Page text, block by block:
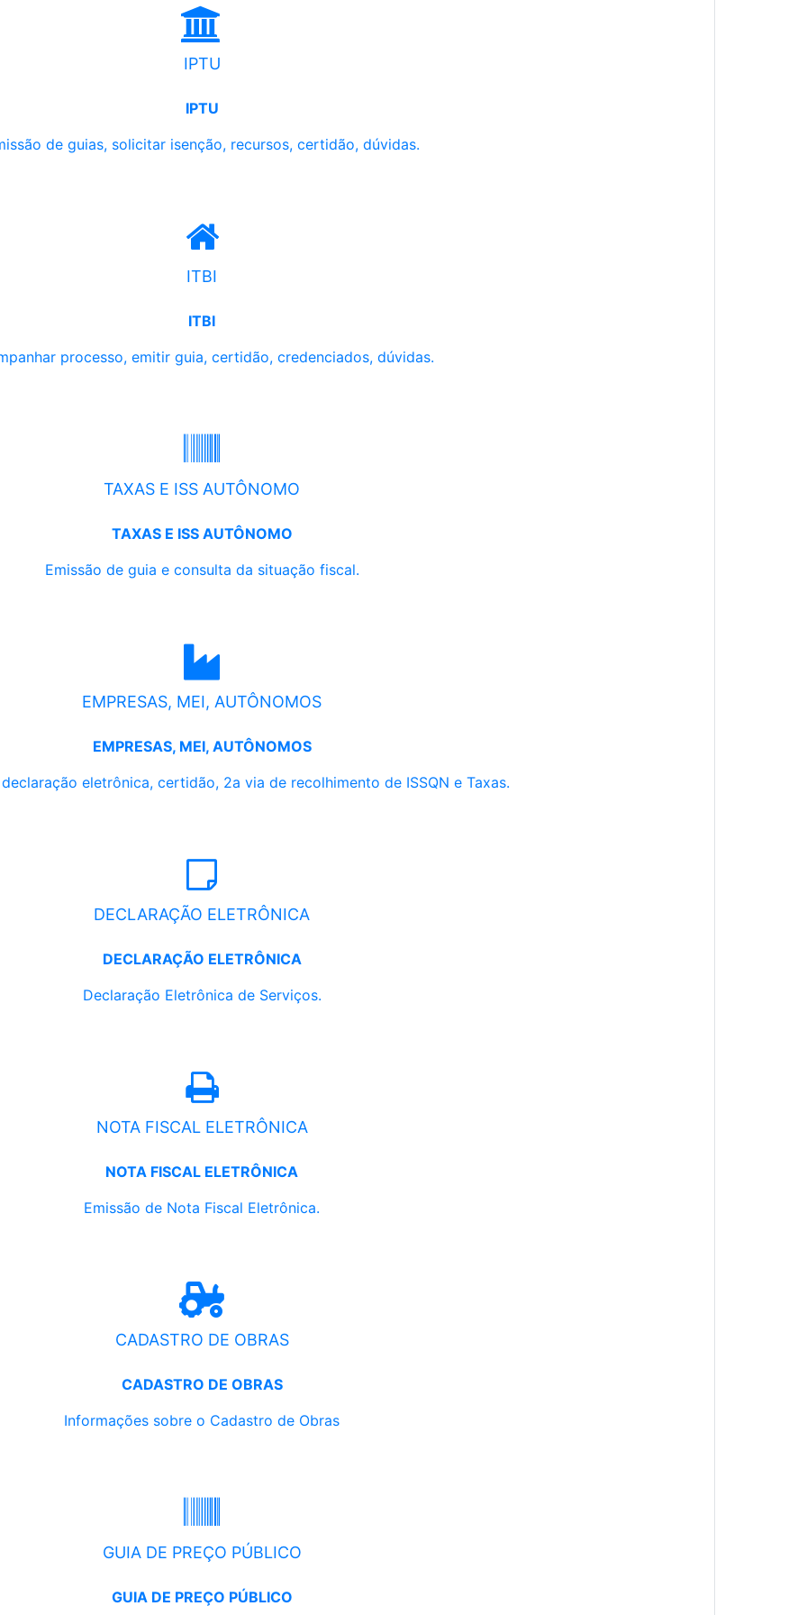
IPTU
IPTU
de guias, solicitar isenção, recursos, certidão, dúvidas.
ITBI
ITBI
processo, emitir guia, certidão, credenciados, dúvidas.
TAXAS E ISS AUTÔNOMO
TAXAS E ISS AUTÔNOMO
Emissão de guia e consulta da situação fiscal.
EMPRESAS, MEI, AUTÔNOMOS
EMPRESAS, MEI, AUTÔNOMOS
eletrônica, certidão, 2a via de recolhimento de ISSQN e Taxas.
DECLARAÇÃO ELETRÔNICA
DECLARAÇÃO ELETRÔNICA
Declaração Eletrônica de Serviços.
NOTA FISCAL ELETRÔNICA
NOTA FISCAL ELETRÔNICA
Emissão de Nota Fiscal Eletrônica.
CADASTRO DE OBRAS
CADASTRO DE OBRAS
Informações sobre o Cadastro de Obras
GUIA DE PREÇO PÚBLICO
GUIA DE PREÇO PÚBLICO